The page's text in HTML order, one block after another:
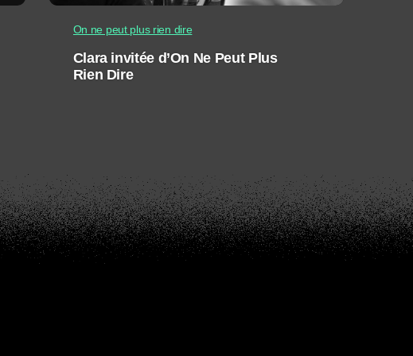
On ne peut plus rien dire
Clara invitée d’On Ne Peut Plus
Rien Dire